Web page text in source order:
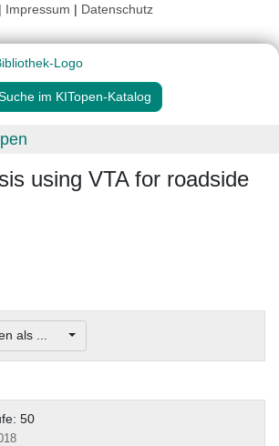
| Impressum | Datenschutz
im KITopen-Katalog
using VTA for roadside
als ...
50